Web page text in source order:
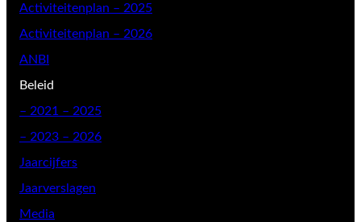
Activiteitenplan – 2025
Activiteitenplan – 2026
ANBI
Beleid
– 2021 – 2025
– 2023 – 2026
Jaarcijfers
Jaarverslagen
Media